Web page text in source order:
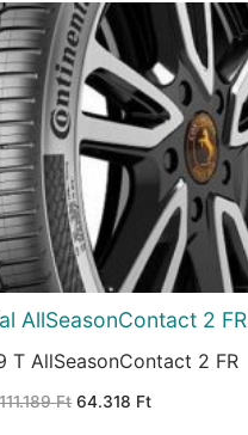
AllSeasonContact 2 FR
T AllSeasonContact 2 FR
111.189Ft Original
64.318 FtCurrent